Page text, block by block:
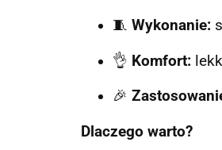
🧵 Wykonanie:
👌 Komfort:
🎉
Dlaczego warto?